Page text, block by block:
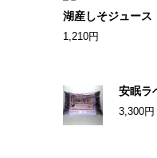
湖産しそジュース
1,210円
安眠ラ
3,300円